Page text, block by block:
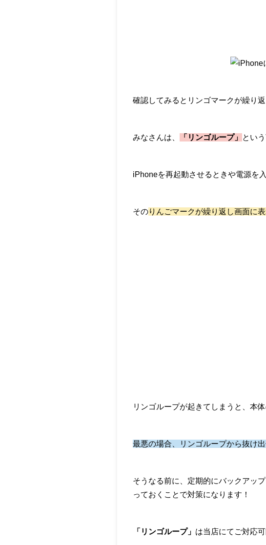
確認してみるとリンゴマークが繰り
みなさんは、 「リンゴループ」 とい
iPhoneを再起動させるときや電源を
そのりんごマークが繰り返し画面に
リンゴループが起きてしまうと、本
最悪の場合、リンゴループから抜け
そうなる前に、定期的にバックアッ
っておくことで対策になります！
「リンゴループ」 は当店にてご対応可